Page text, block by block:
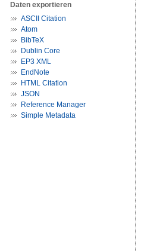
Daten exportieren
ASCII Citation
Atom
BibTeX
Dublin Core
EP3 XML
EndNote
HTML Citation
JSON
Reference Manager
Simple Metadata